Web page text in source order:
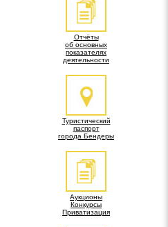
Отчёты
об основных
показателях
деятельности
Туристический
паспорт
города Бендеры
Аукционы
Конкурсы
Приватизация